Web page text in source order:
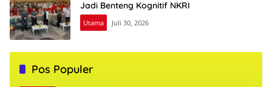
Jadi Benteng Kognitif NKRI
Utama Juli 30, 2026
Pos Populer